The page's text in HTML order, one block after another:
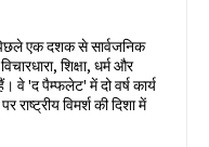
एक दशक से सार्वजनिक
शिक्षा, धर्म और
वे 'द पैम्फलेट' में दो वर्ष कार्य
विमर्श की दिशा में